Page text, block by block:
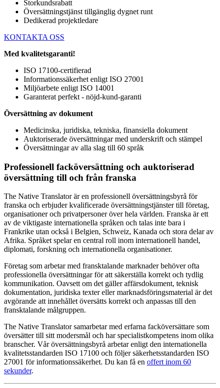
Storkundsrabatt
Översättningstjänst tillgänglig dygnet runt
Dedikerad projektledare
KONTAKTA OSS
Med kvalitetsgaranti!
ISO 17100-certifierad
Informationssäkerhet enligt ISO 27001
Miljöarbete enligt ISO 14001
Garanterat perfekt - nöjd-kund-garanti
Översättning av dokument
Medicinska, juridiska, tekniska, finansiella dokument
Auktoriserade översättningar med underskrift och stämpel
Översättningar av alla slag till 60 språk
Professionell facköversättning och auktoriserad
översättning till och från franska
The Native Translator är en professionell översättningsbyrå för
franska och erbjuder kvalificerade översättningstjänster till företag,
organisationer och privatpersoner över hela världen. Franska är ett
av de viktigaste internationella språken och talas inte bara i
Frankrike utan också i Belgien, Schweiz, Kanada och stora delar av
Afrika. Språket spelar en central roll inom internationell handel,
diplomati, forskning och internationella organisationer.
Företag som arbetar med fransktalande marknader behöver ofta
professionella översättningar för att säkerställa korrekt och tydlig
kommunikation. Oavsett om det gäller affärsdokument, teknisk
dokumentation, juridiska texter eller marknadsföringsmaterial är det
avgörande att innehållet översätts korrekt och anpassas till den
fransktalande målgruppen.
The Native Translator samarbetar med erfarna facköversättare som
översätter till sitt modersmål och har specialistkompetens inom olika
branscher. Vår översättningsbyrå arbetar enligt den internationella
kvalitetsstandarden ISO 17100 och följer säkerhetsstandarden ISO
27001 för informationssäkerhet. Du kan få en offert inom 60
sekunder.